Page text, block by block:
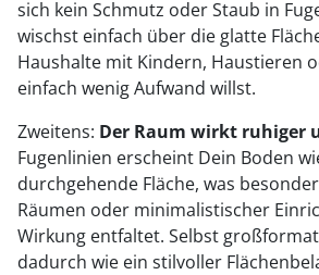
sich kein Schmutz oder Staub in
wischst einfach über die glatte
Haushalte mit Kindern, Haustieren
einfach wenig Aufwand willst.
Zweitens: Der Raum wirkt ruhiger
Fugenlinien erscheint Dein Boden
durchgehende Fläche, was
Räumen oder minimalistischer
Wirkung entfaltet. Selbst
dadurch wie ein stilvoller